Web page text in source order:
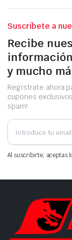
Suscríbete a
Recibe
y mucho
Regístrate ahora
cupones
spam!
Al suscribirte, aceptas